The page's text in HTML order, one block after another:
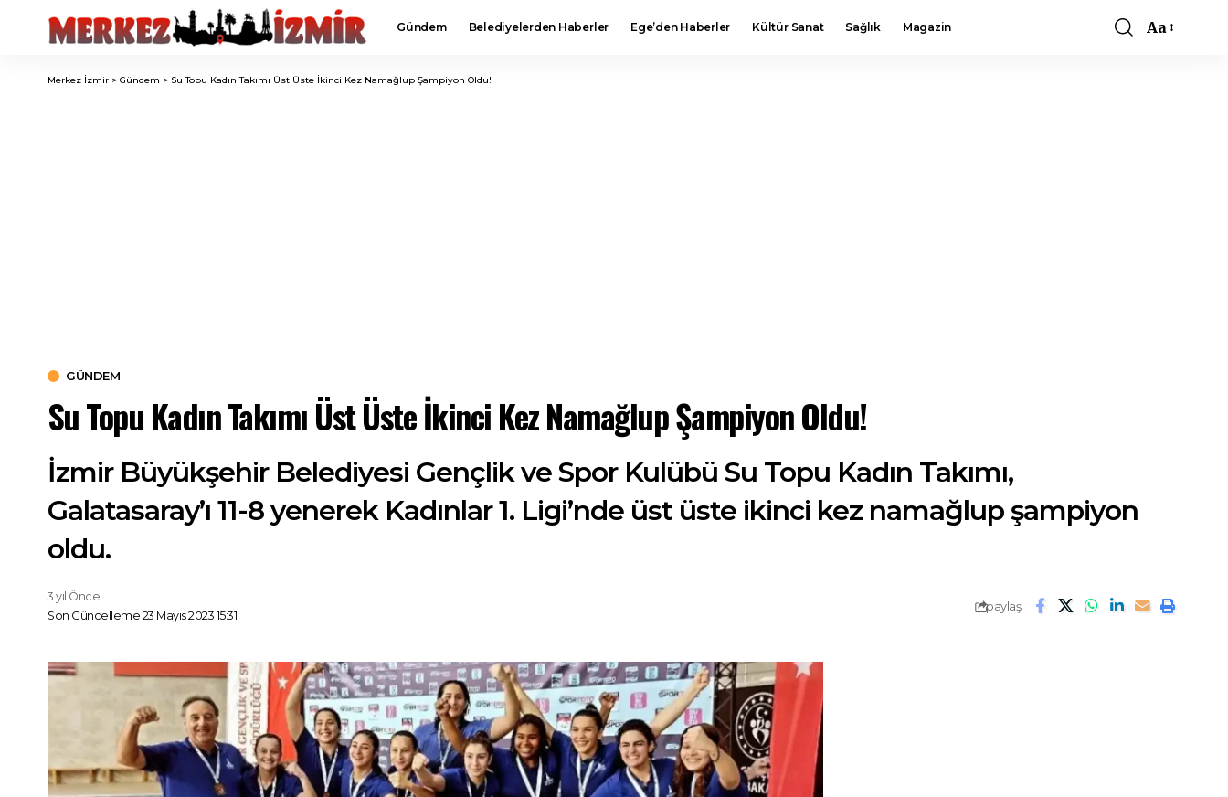
Gündem Belediyelerden Haberler Ege’den Haberler Kültür Sanat Sağlık Magazin
Font
Aa
Merkez İzmir > Gündem > Su Topu Kadın Takımı Üst Üste İkinci Kez Namağlup Şampiyon Oldu!
GÜNDEM
Su Topu Kadın Takımı Üst Üste İkinci Kez Namağlup Şampiyon Oldu!
İzmir Büyükşehir Belediyesi Gençlik ve Spor Kulübü Su Topu Kadın Takımı,
Galatasaray’ı 11-8 yenerek Kadınlar 1. Ligi’nde üst üste ikinci kez namağlup şampiyon
oldu.
Son Güncelleme 23 Mayıs 2023 15:31
3 yıl Önce
paylaş